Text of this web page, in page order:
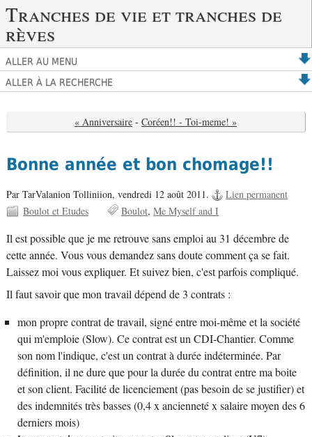
Tranches de vie et tranches de
rèves
ALLER AU MENU
ALLER À LA RECHERCHE
« Anniversaire - Coréen!! - Toi-meme! »
Bonne année et bon chomage!!
Par TarValanion Tolliniion, vendredi 12 août 2011.
Lien permanent
Boulot et Etudes
Boulot Me Myself and I
Il est possible que je me retrouve sans emploi au 31 décembre de
cette année. Vous vous demandez sans doute comment ça se fait.
Laissez moi vous expliquer. Et suivez bien, c'est parfois compliqué.
Il faut savoir que mon travail dépend de 3 contrats :
mon propre contrat de travail, signé entre moi-même et la société
qui m'emploie (Slow). Ce contrat est un CDI-Chantier. Comme
son nom l'indique, c'est un contrat à durée indéterminée. Par
définition, il ne dure que pour la durée du contrat entre ma boite
et son client. Facilité de licenciement (pas besoin de se justifier) et
des indemnités très basses (0,4 x ancienneté x salaire moyen des 6
derniers mois)